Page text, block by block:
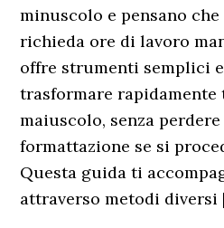
minuscolo e pensano
richieda ore di lavoro
offre strumenti semplici
trasformare
maiuscolo, senza
formattazione se si
Questa guida ti
attraverso metodi